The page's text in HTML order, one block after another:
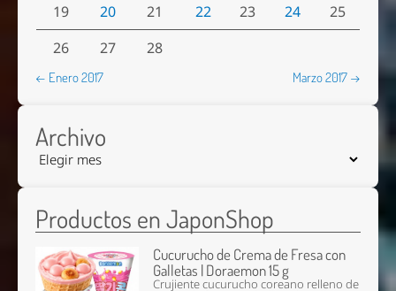
19
20 21 22 23 24
25
26
27 28
← Enero 2017 Marzo 2017 →
Archivo
Productos en JaponShop
Cucurucho de Crema de Fresa con
Galletas | Doraemon 15 g
Crujiente cucurucho coreano relleno de